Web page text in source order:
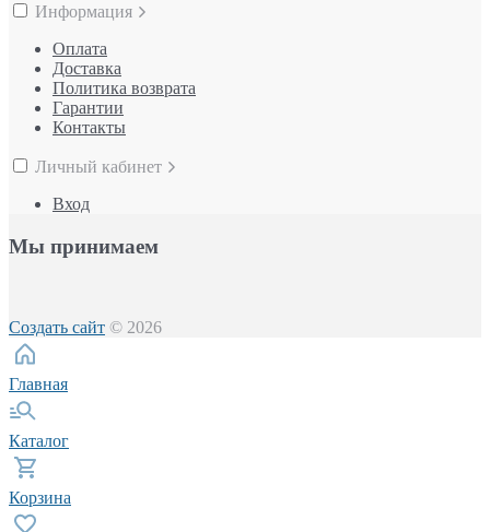
Информация
Оплата
Доставка
Политика возврата
Гарантии
Контакты
Личный кабинет
Вход
Мы принимаем
Создать сайт © 2026
Главная
Каталог
Корзина